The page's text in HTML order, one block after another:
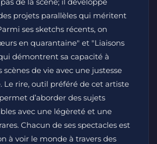
projets parallèles qui méritent
ses sketchs récents, on
en quarantaine" et "Liaisons
démontrent sa capacité à
scènes de vie avec une justesse
Le rire, outil préféré de cet artiste
d’aborder des sujets
avec une légèreté et une
Chacun de ses spectacles est
à voir le monde à travers des